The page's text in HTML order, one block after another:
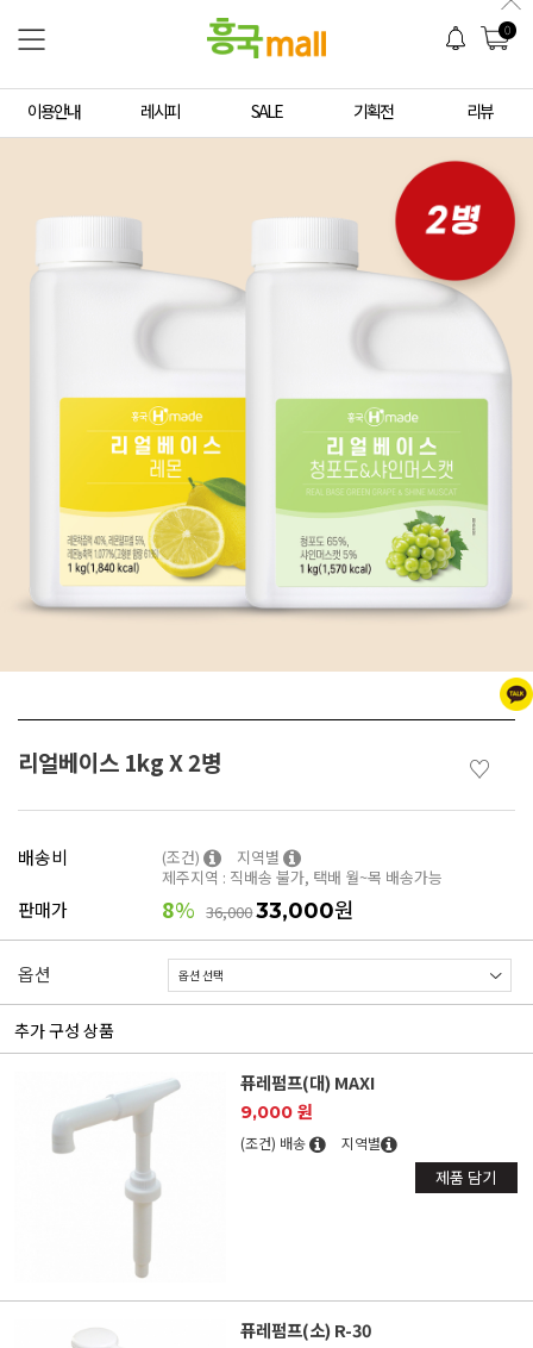
0
이용안내 레시피 SALE 기획전 리뷰
리얼베이스 1kg X 2병 ♡
배송비 (조건)
지역별
제주지역 : 직배송 불가, 택배 월~목 배송가능
판매가 8% 36,00033,000원
옵션
추가 구성 상품
퓨레펌프(대) MAXI
9,000 원
(조건) 배송 지역별
제품 담기
퓨레펌프(소) R-30